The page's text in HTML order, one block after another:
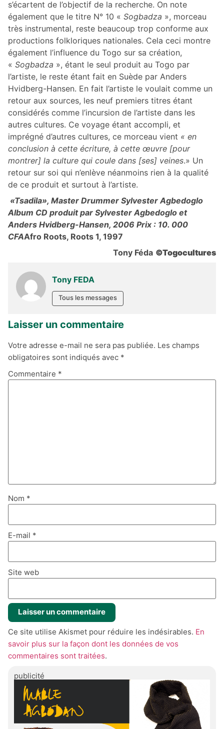
s’écartent de l’objectif de la recherche. On note
également que le titre N° 10 « Sogbadza », morceau
très instrumental, reste beaucoup trop conforme aux
productions folkloriques nationales. Cela ceci montre
également l’influence du Togo sur sa création,
« Sogbadza », étant le seul produit au Togo par
l’artiste, le reste étant fait en Suède par Anders
Hvidberg-Hansen. En fait l’artiste le voulait comme un
retour aux sources, les neuf premiers titres étant
considérés comme l’incursion de l’artiste dans les
autres cultures. Ce voyage étant accompli, et
imprégné d’autres cultures, ce morceau vient « en
conclusion à cette écriture, à cette œuvre [pour
montrer] la culture qui coule dans [ses] veines.» Un
retour sur soi qui n’enlève néanmoins rien à la qualité
de ce produit et surtout à l’artiste.
«Tsadila», Master Drummer Sylvester Agbedoglo
Album CD produit par Sylvester Agbedoglo et
Anders Hvidberg-Hansen, 2006 Prix : 10. 000
CFAAfro Roots, Roots 1, 1997
Tony Féda ©Togocultures
Tony FEDA
Tous les messages
Laisser un commentaire
Votre adresse e-mail ne sera pas publiée. Les champs
obligatoires sont indiqués avec *
Commentaire *
Nom *
E-mail *
Site web
Ce site utilise Akismet pour réduire les indésirables. En
savoir plus sur la façon dont les données de vos
commentaires sont traitées.
publicité